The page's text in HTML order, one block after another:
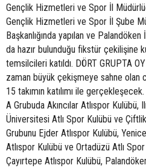
Gençlik Hizmetleri ve Spor İl
Gençlik Hizmetleri ve Spor İl Şube
Başkanlığında yapılan ve
da hazır bulunduğu fikstür çekilişine
temsilcileri katıldı. DÖRT GRUPTA
zaman büyük çekişmeye sahne
15 takımın katılımı ile
A Grubuda Akıncılar Atlıspor
Üniversitesi Atlı Spor Kulübü ve
Grubunu Ejder Atlıspor Kulübü,
Atlıspor Kulübü ve Ortadüzü Atlı
Çayırtepe Atlıspor Kulübü,